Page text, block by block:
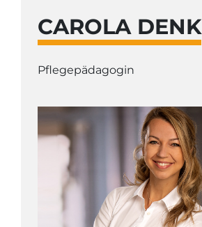
CAROLA DENK
Pflegepädagogin